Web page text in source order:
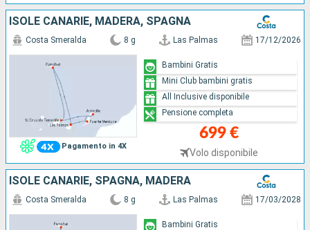
ISOLE CANARIE, MADERA, SPAGNA
Pagamento in 4X
Costa Smeralda 8 g Las Palmas 17/12/2026
699 €
Volo disponibile
Bambini Gratis
Mini Club bambini gratis
All Inclusive disponibile
Pensione completa
ISOLE CANARIE, SPAGNA, MADERA
Costa Smeralda 8 g Las Palmas 17/03/2028
Bambini Gratis